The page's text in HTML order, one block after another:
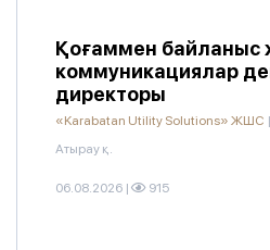
Қоғаммен байланыс
коммуникациялар
директоры
«Karabatan Utility Solutions» ЖШС |
Атырау қ.
06.08.2026 | 915